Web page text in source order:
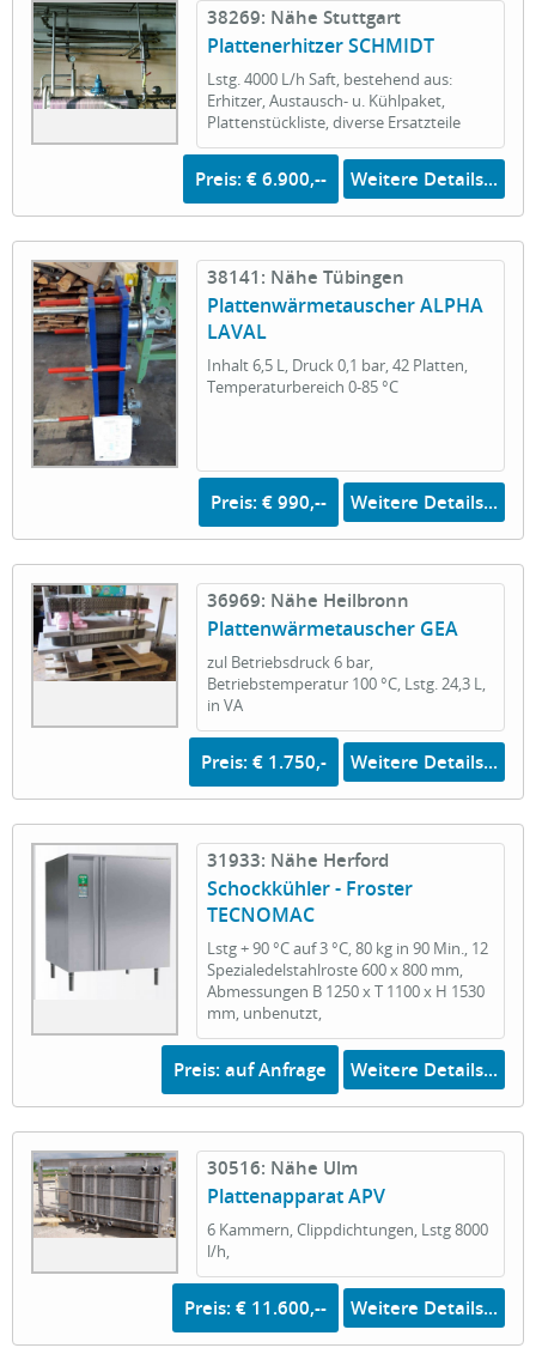
38269: Nähe Stuttgart
Plattenerhitzer SCHMIDT
Lstg. 4000 L/h Saft, bestehend aus:
Erhitzer, Austausch- u. Kühlpaket,
Plattenstückliste, diverse Ersatzteile
Preis: € 6.900,-- Weitere Details...
38141: Nähe Tübingen
Plattenwärmetauscher ALPHA
LAVAL
Inhalt 6,5 L, Druck 0,1 bar, 42 Platten,
Temperaturbereich 0-85 °C
Preis: € 990,-- Weitere Details...
36969: Nähe Heilbronn
Plattenwärmetauscher GEA
zul Betriebsdruck 6 bar,
Betriebstemperatur 100 °C, Lstg. 24,3 L,
in VA
Preis: € 1.750,- Weitere Details...
31933: Nähe Herford
Schockkühler - Froster
TECNOMAC
Lstg + 90 °C auf 3 °C, 80 kg in 90 Min., 12
Spezialedelstahlroste 600 x 800 mm,
Abmessungen B 1250 x T 1100 x H 1530
mm, unbenutzt,
Preis: auf Anfrage Weitere Details...
30516: Nähe Ulm
Plattenapparat APV
6 Kammern, Clippdichtungen, Lstg 8000
l/h,
Preis: € 11.600,-- Weitere Details...